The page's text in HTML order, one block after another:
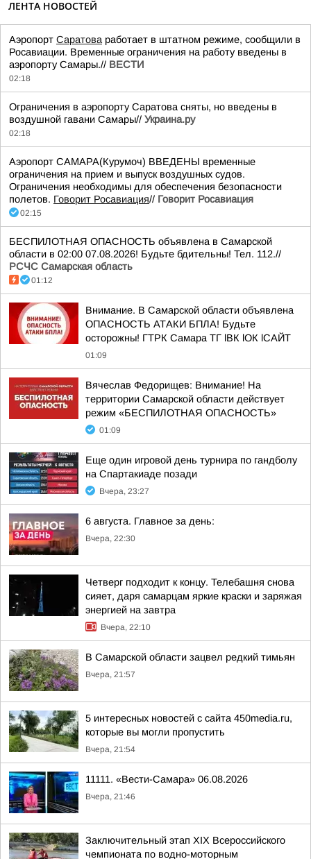
ЛЕНТА НОВОСТЕЙ
Аэропорт Саратова работает в штатном режиме, сообщили в
Росавиации. Временные ограничения на работу введены в
аэропорту Самары.// ВЕСТИ
02:18
Ограничения в аэропорту Саратова сняты, но введены в
воздушной гавани Самары// Украина.ру
02:18
Аэропорт САМАРА(Курумоч) ВВЕДЕНЫ временные
ограничения на прием и выпуск воздушных судов.
Ограничения необходимы для обеспечения безопасности
полетов. Говорит Росавиация// Говорит Росавиация
02:15
БЕСПИЛОТНАЯ ОПАСНОСТЬ объявлена в Самарской
области в 02:00 07.08.2026! Будьте бдительны! Тел. 112.//
РСЧС Самарская область
01:12
Внимание. В Самарской области объявлена
ОПАСНОСТЬ АТАКИ БПЛА! Будьте
осторожны! ГТРК Самара ТГ lВК lОК lСАЙТ
01:09
Вячеслав Федорищев: Внимание! На
территории Самарской области действует
режим «БЕСПИЛОТНАЯ ОПАСНОСТЬ»
01:09
Еще один игровой день турнира по гандболу
на Спартакиаде позади
Вчера, 23:27
6 августа. Главное за день:
Вчера, 22:30
Четверг подходит к концу. Телебашня снова
сияет, даря самарцам яркие краски и заряжая
энергией на завтра
Вчера, 22:10
В Самарской области зацвел редкий тимьян
Вчера, 21:57
5 интересных новостей с сайта 450media.ru,
которые вы могли пропустить
Вчера, 21:54
11111. «Вести-Самара» 06.08.2026
Вчера, 21:46
Заключительный этап XIХ Всероссийского
чемпионата по водно-моторным